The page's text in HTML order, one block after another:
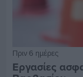
Πριν 6 ημέρες
Εργασίες